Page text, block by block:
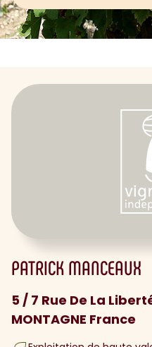
PATRICK MANCEAUX
5 / 7 Rue De La
MONTAGNE France